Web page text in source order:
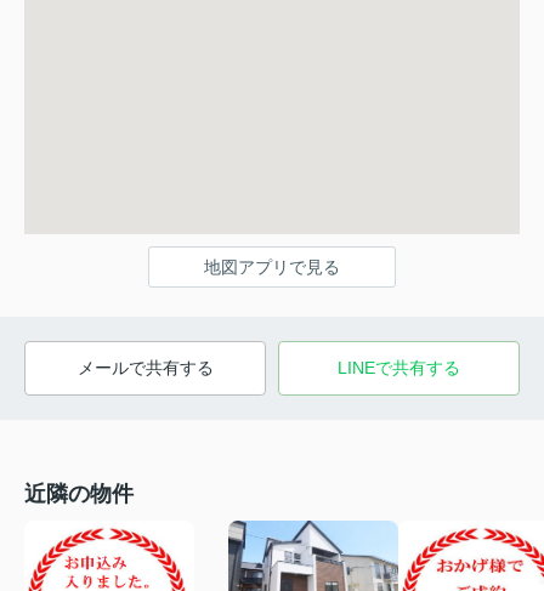
地図アプリで見る
メールで共有する LINEで共有する
近隣の物件